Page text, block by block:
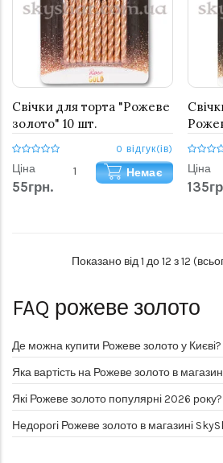
Свічки для торта "Рожеве
золото" 10 шт.
0 відгук(ів)
Ціна
55грн.
Немає Ціна
Показано від 1 до 12 з 12
FAQ рожеве золото
Де можна купити Рожеве золото у Києві?
Яка вартість на Рожеве золото в
Які Рожеве золото популярні 2026 року?
Недорогі Рожеве золото в магазині